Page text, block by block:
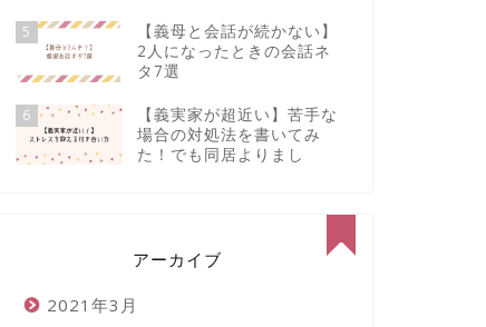
5
【義母と会話が続かない】
2人になったときの会話ネ
タ7選
6
【義実家が超近い】苦手な
場合の対処法を書いてみ
た！でも同居よりまし
アーカイブ
2021年3月